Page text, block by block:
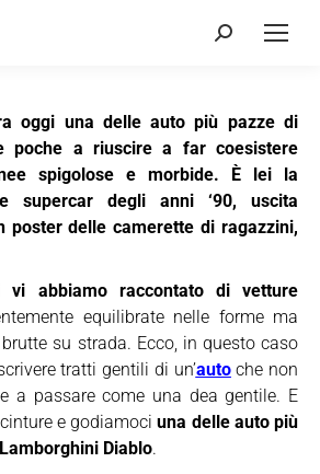
Cerca:
oggi una delle auto più pazze di
poche a riuscire a far coesistere
spigolose e morbide. È lei la
supercar degli anni ‘90, uscita
poster delle camerette di ragazzini,
vi abbiamo raccontato di vetture
equilibrate nelle forme ma
su strada. Ecco, in questo caso
tratti gentili di un’autoche non
a passare come una dea gentile. E
e godiamociuna delle auto più
Lamborghini Diablo.